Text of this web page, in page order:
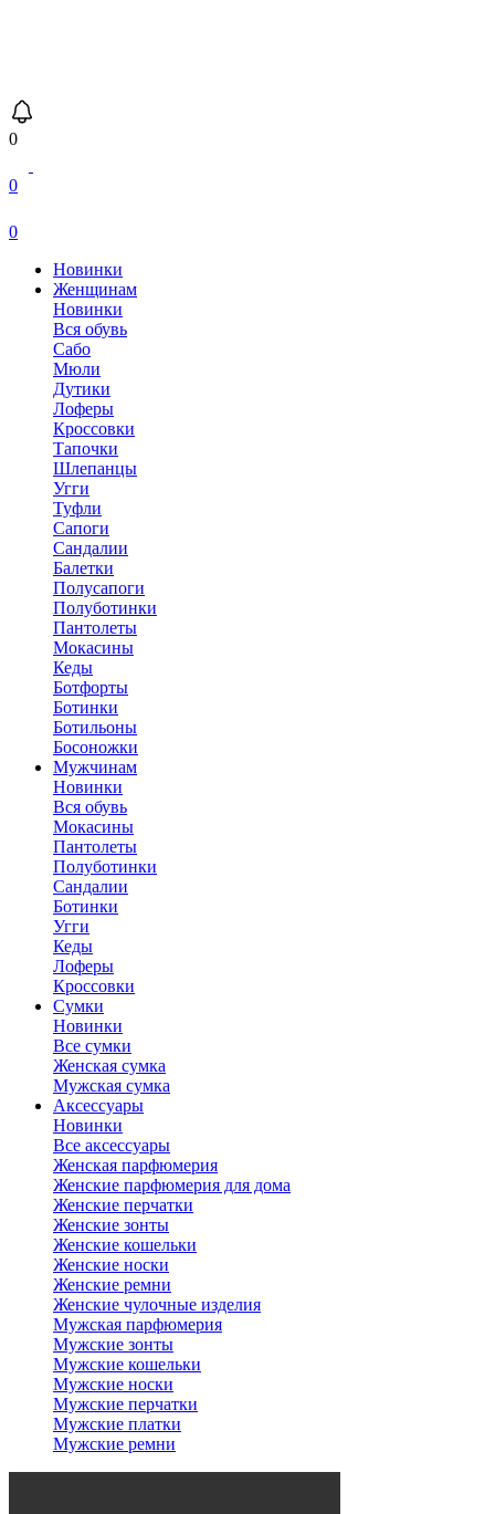
0
0
0
Новинки
Женщинам
Новинки
Вся обувь
Сабо
Мюли
Дутики
Лоферы
Кроссовки
Тапочки
Шлепанцы
Угги
Туфли
Сапоги
Сандалии
Балетки
Полусапоги
Полуботинки
Пантолеты
Мокасины
Кеды
Ботфорты
Ботинки
Ботильоны
Босоножки
Мужчинам
Новинки
Вся обувь
Мокасины
Пантолеты
Полуботинки
Сандалии
Ботинки
Угги
Кеды
Лоферы
Кроссовки
Сумки
Новинки
Все сумки
Женская сумка
Мужская сумка
Аксессуары
Новинки
Все аксессуары
Женская парфюмерия
Женские парфюмерия для дома
Женские перчатки
Женские зонты
Женские кошельки
Женские носки
Женские ремни
Женские чулочные изделия
Мужская парфюмерия
Мужские зонты
Мужские кошельки
Мужские носки
Мужские перчатки
Мужские платки
Мужские ремни